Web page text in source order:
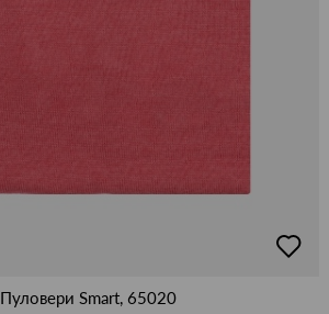
в
Пуловери Smart, 65020